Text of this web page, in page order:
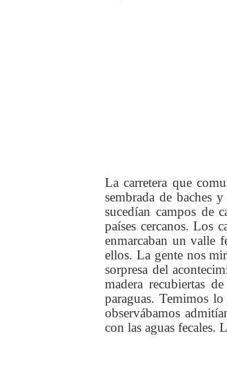
La carretera que
sembrada de baches
sucedían campos de
países cercanos. Los
enmarcaban un valle
ellos. La gente nos
sorpresa del
madera recubiertas
paraguas. Temimos
observábamos
con las aguas fecales.